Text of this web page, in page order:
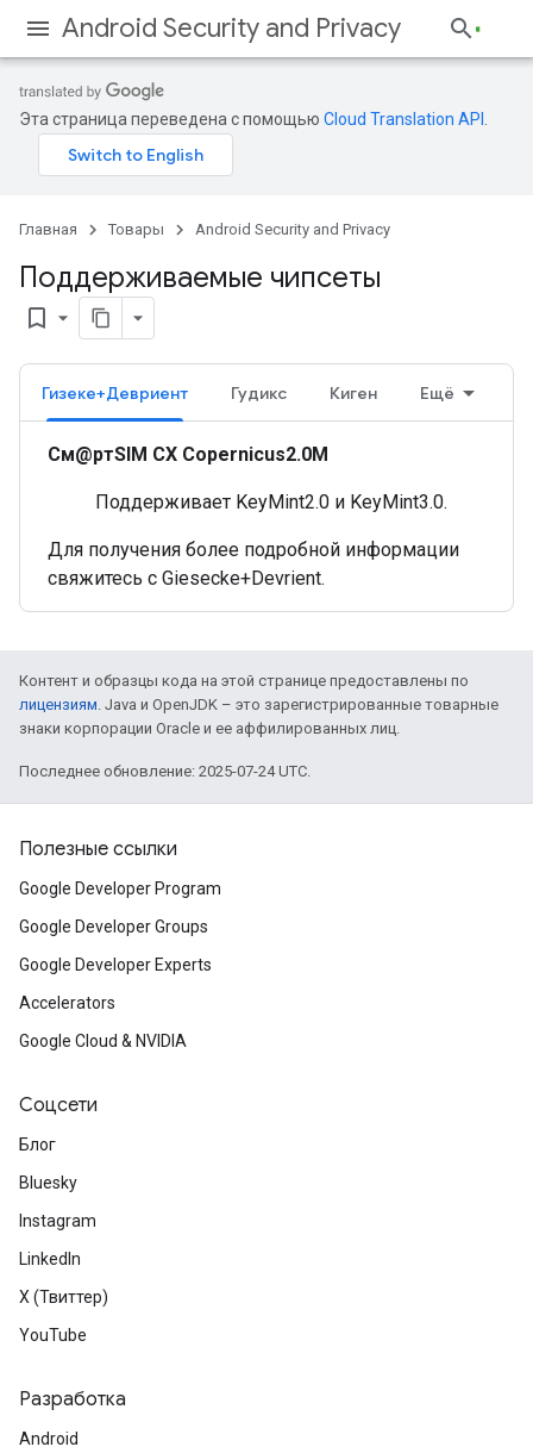
Android Security and Privacy
Эта страница переведена с помощью Cloud Translation API
Главная Товары Android Security and Privacy
Поддерживаемые чипсеты
bookmark_border
Гизеке+Девриент Гудикс Киген Ещё
См@ртSIM CX Copernicus2.0M
Поддерживает KeyMint2.0 и KeyMint3.0.
Для получения более подробной информации
свяжитесь с Giesecke+Devrient.
Контент и образцы кода на этой странице предоставлены по
лицензиям. Java и OpenJDK – это зарегистрированные товарные
знаки корпорации Oracle и ее аффилированных лиц.
Последнее обновление: 2025-07-24 UTC.
Полезные ссылки
Google Developer Program
Google Developer Groups
Google Developer Experts
Accelerators
Google Cloud & NVIDIA
Соцсети
Блог
Bluesky
Instagram
LinkedIn
X (Твиттер)
YouTube
Разработка
Android